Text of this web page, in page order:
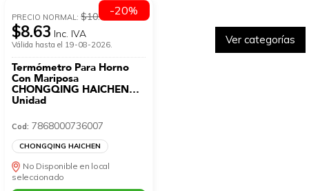
Ver categorías
PRECIO NORMAL:$10.79
$8.63 Inc. IVA
Válida hasta el 19-08-2026.
Termómetro Para Horno
Con Mariposa
CHONGQING HAICHEN
Unidad
Cod: 7868000736007
CHONGQING HAICHEN
No Disponible en local
seleccionado
-20%